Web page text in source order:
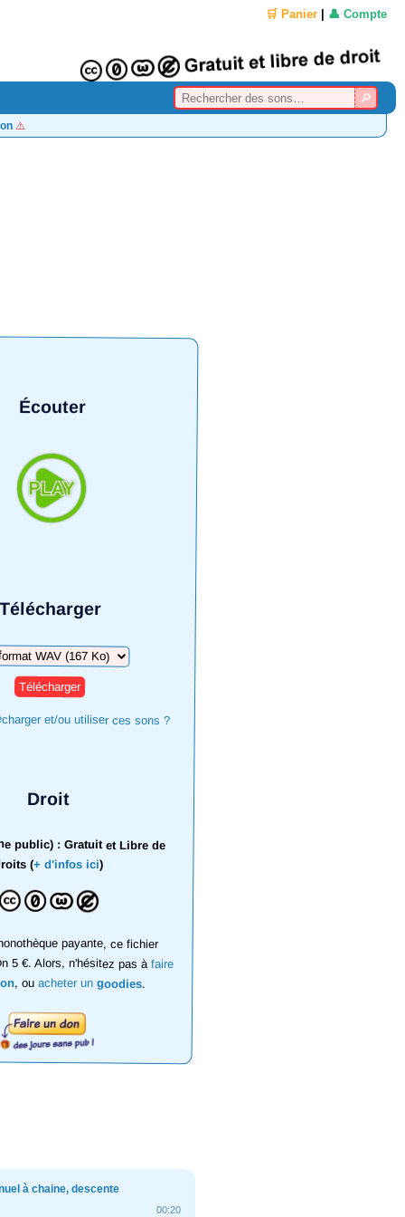
🛒 Panier 👤 Compte
⚠️
Écouter
Télécharger
et/ou utiliser ces sons ?
Droit
public) : Gratuit et Libre de
(+ d'infos ici)
payante, ce fichier
5 €. Alors, n'hésitez pas àfaire
, ouacheter ungoodies.
à chaine, descente
00:20